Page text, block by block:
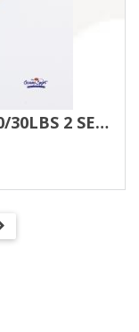
SGS2 BOAT GAME MT2.13 – 20/30LBS 2 SEZ. SAVAGE GEAR